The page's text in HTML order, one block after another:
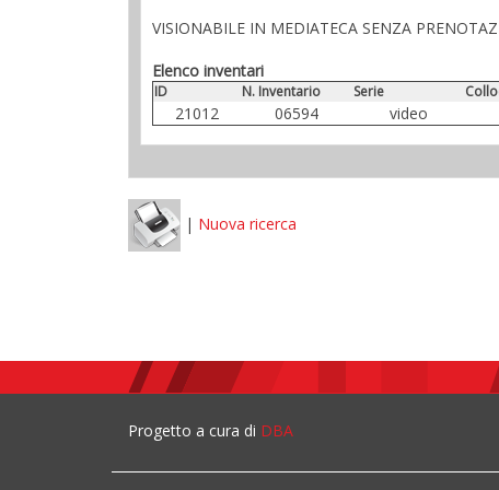
VISIONABILE IN MEDIATECA SENZA
Elenco inventari
ID N. Inventario Serie
21012 06594 video
| Nuova ricerca
Progetto a cura di DBA